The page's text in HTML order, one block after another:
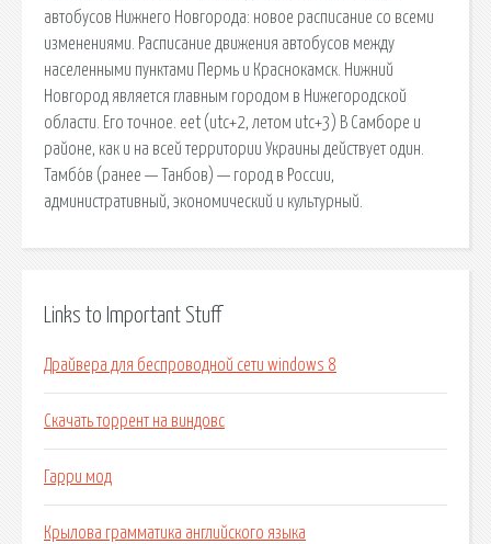
автобусов Нижнего Новгорода: новое расписание со всеми
изменениями. Расписание движения автобусов между
населенными пунктами Пермь и Краснокамск. Нижний
Новгород является главным городом в Нижегородской
области. Его точное. eet (utc+2, летом utc+3) В Самборе и
районе, как и на всей территории Украины действует один.
Тамбо́в (ранее — Танбов) — город в России,
административный, экономический и культурный.
Links to Important Stuff
Драйвера для беспроводной сети windows 8
Скачать торрент на виндовс
Гарри мод
Крылова грамматика английского языка